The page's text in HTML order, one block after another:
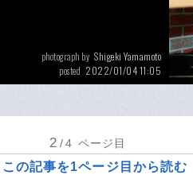
photograph by Shigeki Yamamoto
posted 2022/01/04 11:05
昨
2 /4 ページ目
この記事を1ページ目から読む